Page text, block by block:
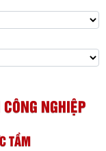
NGHIỆP
TẦM